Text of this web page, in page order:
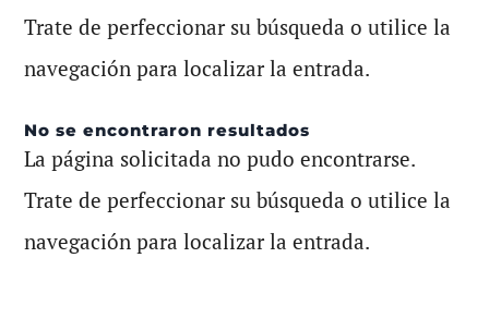
Trate de perfeccionar su búsqueda o utilice la
navegación para localizar la entrada.
No se encontraron resultados
La página solicitada no pudo encontrarse.
Trate de perfeccionar su búsqueda o utilice la
navegación para localizar la entrada.